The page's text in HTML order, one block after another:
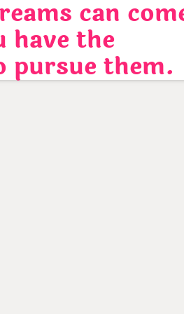
can
have the
pursue them.